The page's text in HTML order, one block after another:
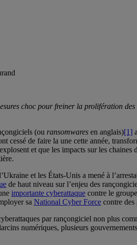
choc pour freiner la prolifération
(ou ransomwares en anglais)[1]
cessé de faire la une cette année,
et que les impacts sur les
et les États-Unis a mené à
de haut niveau sur l’enjeu des
importante cyberattaque contre le
sa National Cyber Force contre des
par rançongiciel non plus
numériques, plusieurs